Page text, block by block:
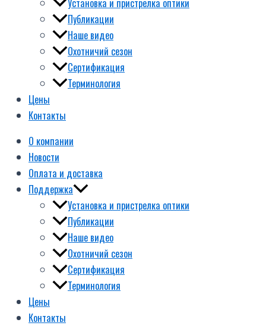
Публикации
Наше видео
Охотничий сезон
Сертификация
Терминология
Цены
Контакты
О компании
Новости
Оплата и доставка
Поддержка
Установка и пристрелка оптики
Публикации
Наше видео
Охотничий сезон
Сертификация
Терминология
Цены
Контакты